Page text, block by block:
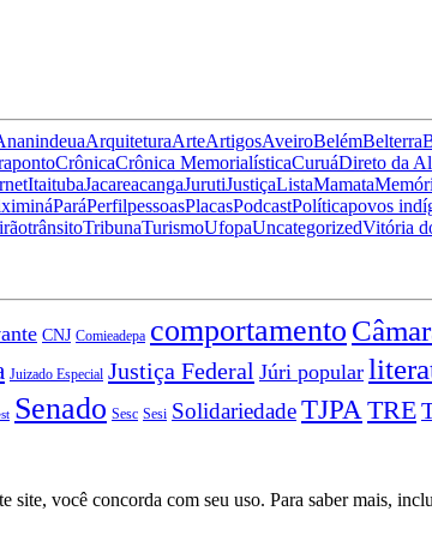
ArquiteturaArteArtigosAveiroBelémBelterra
CrônicaCrônica MemorialísticaCuruáDireto da
ItaitubaJacareacangaJurutiJustiçaListaMamata
ParáPerfilpessoasPlacasPodcastPolíticapovos
trânsitoTribunaTurismoUfopaUncategorizedVitória
CNJ Comieadepa comportamento
Juizado Especial Justiça Federal Júri popular
Senado Sesc Sesi SolidariedadeTJPA TRE
site, você concorda com seu uso. Para saber mais,